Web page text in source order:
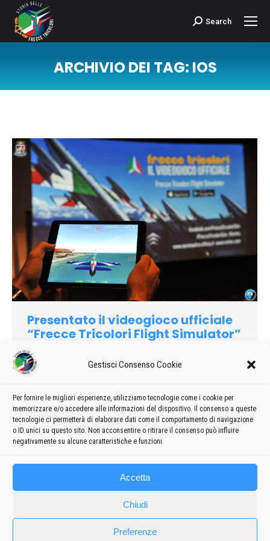
Gestisci Consenso Cookie
Per fornire le migliori esperienze, utilizziamo tecnologie come i cookie per
memorizzare e/o accedere alle informazioni del dispositivo. Il consenso a queste
tecnologie ci permetterà di elaborare dati come il comportamento di navigazione
o ID unici su questo sito. Non acconsentire o ritirare il consenso può influire
negativamente su alcune caratteristiche e funzioni.
Accetta
Chiudi
Preferenze
Cerca:Search
ARCHIVIO DEI TAG:IOS
Presentato il videogioco ufficiale
“Frecce Tricolori Flight Simulator”
2016
Lascia un commento
Frecce Tricolori. Un sogno che diventa realtà alla portata di
qualunque computer domestico recente, sia esso Windows,
Mac o Linux…